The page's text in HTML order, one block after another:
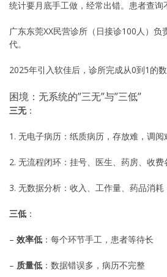
统计要月底手工做，经常出错。患者查询
广东东莞XX民营诊所（日接诊100人）负
代。
2025年引入软佳后，诊所完成从0到1的数
困境：无系统的”三无”与”三低”
三无：
1. 无电子病历：纸质病历，存放难，调
2. 无流程闭环：挂号、医生、药房、收
3. 无数据分析：收入、工作量、药品消
三低 ：
– 效率低 ：每个环节手工，患者等待长
– 质量低 ：数据错误多，病历不完整